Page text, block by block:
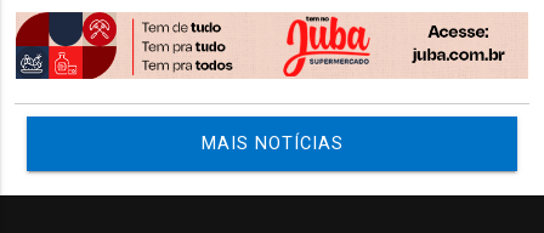
MAIS NOTÍCIAS